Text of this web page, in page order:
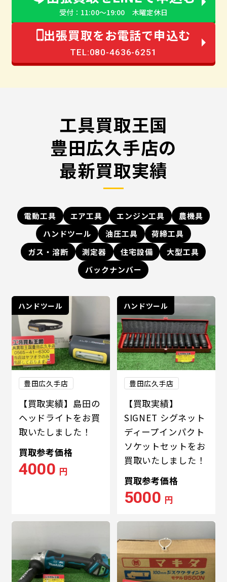
受付：11:00〜19:00 木曜定休日
出張買取をお電話で申込む
TEL:080-4636-6251
工具買取王国
豊田広久手店の
最新買取実績
電動工具 エア工具 エンジン工具
農機具
ハンドツール
油圧工具
荷締工具
ガス・溶断
測定器 住宅設備
大型工具
バックナンバー
ハンドツール
豊田広久手店
【買取実績】島田の
ヘッドライトをお買
取いたしました！
買取参考価格
4000 円
ハンドツール
豊田広久手店
【買取実績】
SIGNET シグネット
ディープインパクト
ソケットセットをお
買取いたしました！
買取参考価格
5000 円